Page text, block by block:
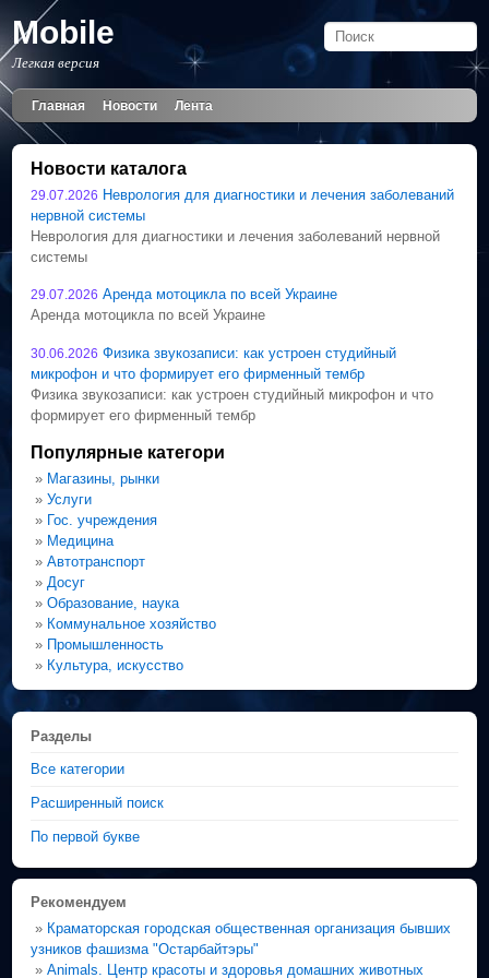
Mobile
Легкая версия
Главная Новости Лента
Новости каталога
29.07.2026 Неврология для диагностики и лечения заболеваний
нервной системы
Неврология для диагностики и лечения заболеваний нервной
системы
29.07.2026 Аренда мотоцикла по всей Украине
Аренда мотоцикла по всей Украине
30.06.2026 Физика звукозаписи: как устроен студийный
микрофон и что формирует его фирменный тембр
Физика звукозаписи: как устроен студийный микрофон и что
формирует его фирменный тембр
Популярные категори
» Магазины, рынки
»Услуги
» Гос. учреждения
» Медицина
»Автотранспорт
»Досуг
»Образование, наука
» Коммунальное хозяйство
» Промышленность
» Культура, искусство
Разделы
Все категории
Расширенный поиск
По первой букве
Рекомендуем
» Краматорская городская общественная организация бывших
узников фашизма "Остарбайтэры"
»Animals. Центр красоты и здоровья домашних животных